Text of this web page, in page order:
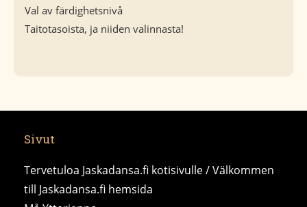
Val av färdighetsnivå
Taitotasoista, ja niiden valinnasta!
Sivut
Tervetuloa Jaskadansa.fi kotisivulle / Välkommen
till Jaskadansa.fi hemsida